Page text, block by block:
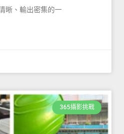
晰、輸出密集的一
365攝影挑戰